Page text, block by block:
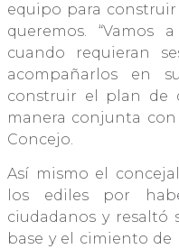
equipo para
queremos.
cuando requieran
acompañarlos en
construir el plan de
manera conjunta con
Concejo.
Así mismo el
los ediles por
ciudadanos y resaltó
base y el cimiento de